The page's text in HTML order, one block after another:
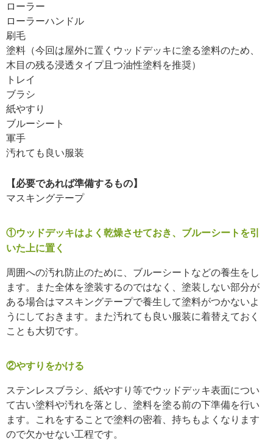
ローラー
ローラーハンドル
刷毛
塗料（今回は屋外に置くウッドデッキに塗る塗料のため、
木目の残る浸透タイプ且つ油性塗料を推奨）
トレイ
ブラシ
紙やすり
ブルーシート
軍手
汚れても良い服装
【必要であれば準備するもの】
マスキングテープ
①ウッドデッキはよく乾燥させておき、ブルーシートを引
いた上に置く
周囲への汚れ防止のために、ブルーシートなどの養生をし
ます。また全体を塗装するのではなく、塗装しない部分が
ある場合はマスキングテープで養生して塗料がつかないよ
うにしておきます。また汚れても良い服装に着替えておく
ことも大切です。
②やすりをかける
ステンレスブラシ、紙やすり等でウッドデッキ表面につい
て古い塗料や汚れを落とし、塗料を塗る前の下準備を行い
ます。これをすることで塗料の密着、持ちもよくなります
ので欠かせない工程です。